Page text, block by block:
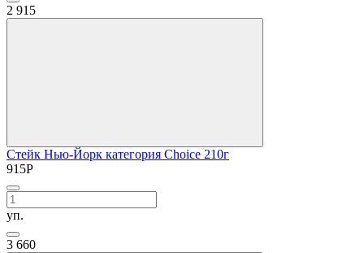
2 915
Стейк Нью-Йорк категория Choice 210г
915Р
уп.
3 660